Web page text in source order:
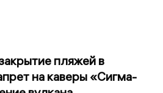
пляжей в
на каверы «Сигма-